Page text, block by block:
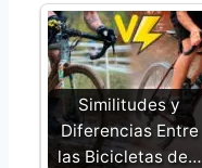
Similitudes y
Diferencias Entre
las Bicicletas de…